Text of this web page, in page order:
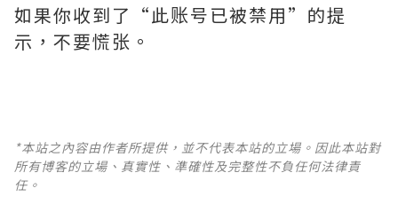
如果你收到了“此账号已被禁用”的提
示，不要慌张。
*本站之內容由作者所提供，並不代表本站的立場。因此本站對
所有博客的立場、真實性、準確性及完整性不負任何法律責
任。